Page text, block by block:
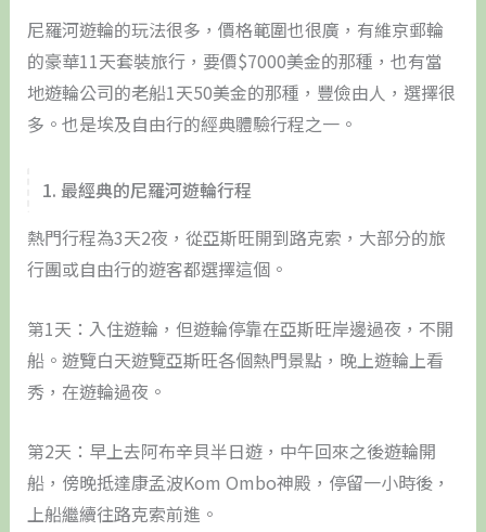
尼羅河遊輪的玩法很多，價格範圍也很廣，有維京郵輪
的豪華11天套裝旅行，要價$7000美金的那種，也有當
地遊輪公司的老船1天50美金的那種，豐儉由人，選擇很
多。也是埃及自由行的經典體驗行程之一。
1. 最經典的尼羅河遊輪行程
熱門行程為3天2夜，從亞斯旺開到路克索，大部分的旅
行團或自由行的遊客都選擇這個。
第1天：入住遊輪，但遊輪停靠在亞斯旺岸邊過夜，不開
船。遊覽白天遊覽亞斯旺各個熱門景點，晚上遊輪上看
秀，在遊輪過夜。
第2天：早上去阿布辛貝半日遊，中午回來之後遊輪開
船，傍晚抵達康孟波Kom Ombo神殿，停留一小時後，
上船繼續往路克索前進。